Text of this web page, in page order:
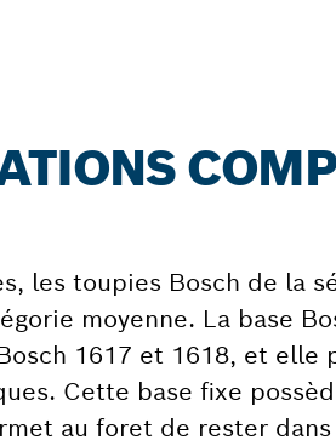
les toupies Bosch de la
moyenne. La base
1617 et 1618, et elle
Cette base fixe
au foret de rester